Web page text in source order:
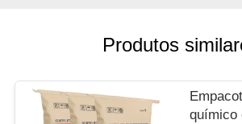
CASOS
Produtos
químico